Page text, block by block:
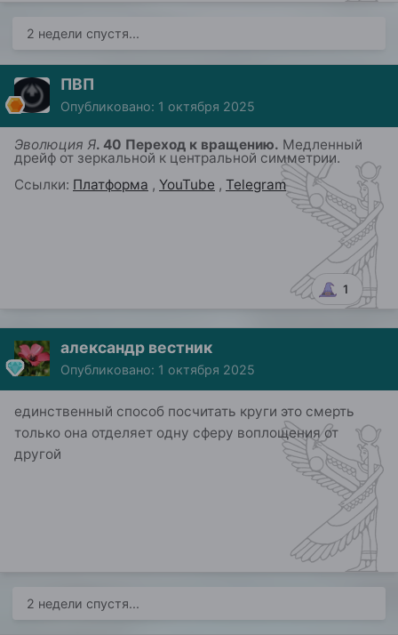
2 недели спустя...
ПВП
Опубликовано: 1 октября 2025
Эволюция Я. 40 Переход к вращению. Медленный
дрейф от зеркальной к центральной симметрии.
Ссылки: Платформа , YouTube , Telegram
1
александр вестник
Опубликовано: 1 октября 2025
единственный способ посчитать круги это смерть
только она отделяет одну сферу воплощения от
другой
2 недели спустя...